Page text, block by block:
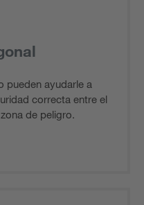
pueden ayudarle a
correcta entre el
de peligro.